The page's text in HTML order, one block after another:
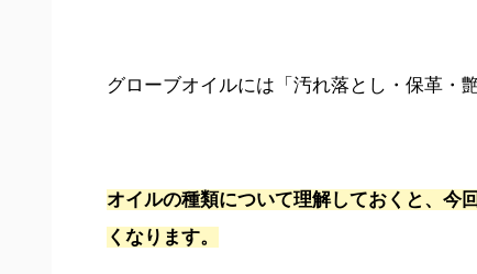
グローブオイルには「汚れ落とし・保革・
オイルの種類について理解しておくと、今
くなります。